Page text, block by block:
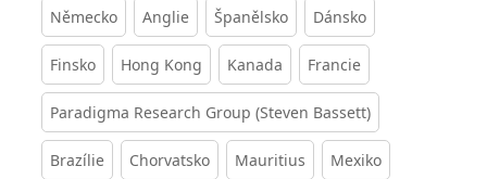
Německo Anglie Španělsko Dánsko
Finsko Hong Kong Kanada Francie
Paradigma Research Group (Steven Bassett)
Brazílie Chorvatsko Mauritius Mexiko